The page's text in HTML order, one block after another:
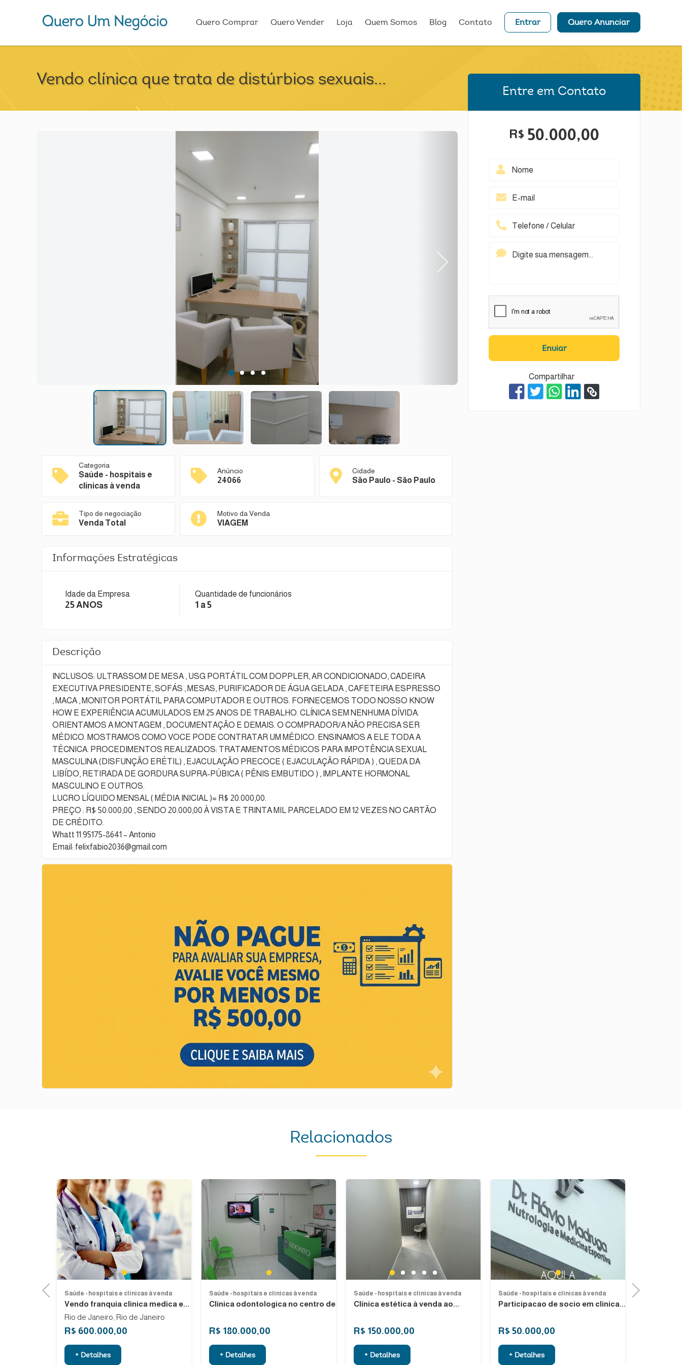
Quero Comprar Quero Vender Loja Quem Somos Blog Contato Entrar Quero Anunciar
Vendo clínica que trata de distúrbios sexuais...
Next
1 2 3 4
Categoria
Saúde - hospitais e
clinicas à venda
Anúncio
24066
Cidade
São Paulo - São Paulo
Tipo de negociação
Venda Total
Motivo da Venda
VIAGEM
Informações Estratégicas
Idade da Empresa
25 ANOS
Quantidade de funcionários
1 a 5
Descrição
INCLUSOS: ULTRASSOM DE MESA , USG PORTÁTIL COM DOPPLER, AR CONDICIONADO, CADEIRA
EXECUTIVA PRESIDENTE, SOFÁS , MESAS, PURIFICADOR DE ÁGUA GELADA , CAFETEIRA ESPRESSO
, MACA , MONITOR PORTÁTIL PARA COMPUTADOR E OUTROS. FORNECEMOS TODO NOSSO KNOW
HOW E EXPERIÊNCIA ACUMULADOS EM 25 ANOS DE TRABALHO. CLÍNICA SEM NENHUMA DÍVIDA.
ORIENTAMOS A MONTAGEM , DOCUMENTAÇÃO E DEMAIS. O COMPRADOR/A NÃO PRECISA SER
MÉDICO. MOSTRAMOS COMO VOCE PODE CONTRATAR UM MÉDICO. ENSINAMOS A ELE TODA A
TÉCNICA. PROCEDIMENTOS REALIZADOS: TRATAMENTOS MÉDICOS PARA IMPOTÊNCIA SEXUAL
MASCULINA (DISFUNÇÃO ERÉTIL) , EJACULAÇÃO PRECOCE ( EJACULAÇÃO RÁPIDA ) , QUEDA DA
LIBÍDO, RETIRADA DE GORDURA SUPRA-PÚBICA ( PÊNIS EMBUTIDO ) , IMPLANTE HORMONAL
MASCULINO E OUTROS.
LUCRO LÍQUIDO MENSAL ( MÉDIA INICIAL )= R$ 20.000,00.
PREÇO : R$ 50.000,00 , SENDO 20.000,00 À VISTA E TRINTA MIL PARCELADO EM 12 VEZES NO CARTÃO
DE CRÉDITO.
Whatt 11 95175-8641 – Antonio
Email: felixfabio2036@gmail.com
Entre em Contato
R$ 50.000,00
Enviar
Compartilhar
Relacionados
Previous
1
Saúde - hospitais e clinicas à venda
Vendo franquia clinica medica e...
Rio de Janeiro, Rio de Janeiro
R$ 600.000,00
+ Detalhes
1
Saúde - hospitais e clinicas à venda
Clinica odontologica no centro de...
R$ 180.000,00
+ Detalhes
Previous Next
1 2 3 4 5
Saúde - hospitais e clinicas à venda
Clínica estética à venda ao...
R$ 150.000,00
+ Detalhes
1
Saúde - hospitais e clinicas à venda
Participacao de socio em clinica...
R$ 50.000,00
+ Detalhes
Next